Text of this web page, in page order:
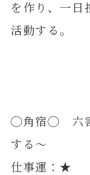
を作り、一日
活動する。
◯角宿◯ 六害
する～
仕事運：★